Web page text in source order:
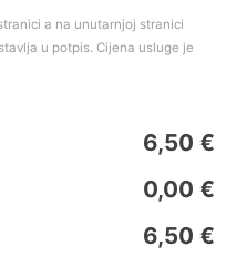
a na unutarnjoj stranici
u potpis. Cijena usluge je
6,50 €
0,00 €
6,50 €